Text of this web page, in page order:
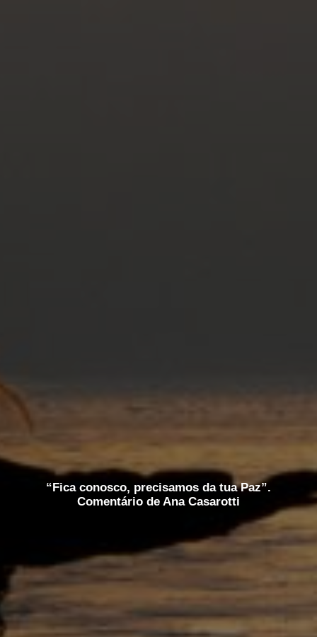
“Fica conosco, precisamos da tua Paz”.
Comentário de Ana Casarotti